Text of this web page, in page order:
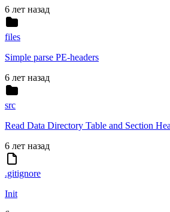
6 лет назад
files
Simple parse PE-headers
6 лет назад
src
Read Data Directory Table and Section
6 лет назад
.gitignore
Init